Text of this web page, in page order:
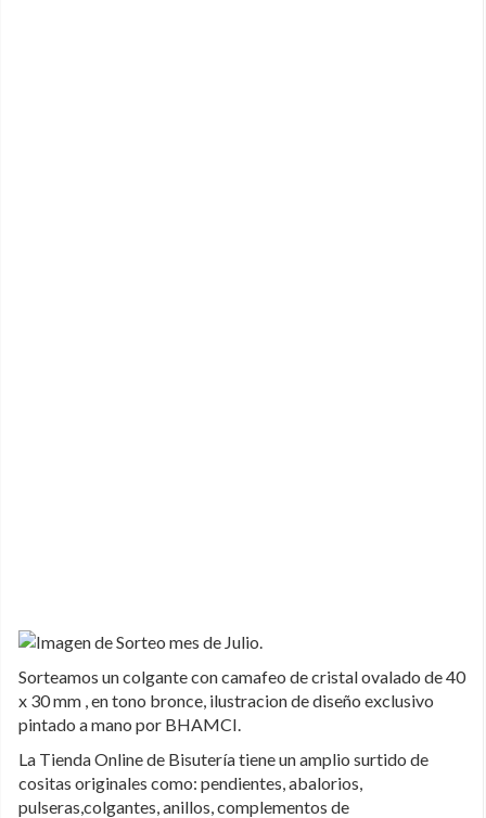
Sorteamos un colgante con camafeo de cristal ovalado de 40
x 30 mm , en tono bronce, ilustracion de diseño exclusivo
pintado a mano por BHAMCI.
La Tienda Online de Bisutería tiene un amplio surtido de
cositas originales como: pendientes, abalorios,
pulseras,colgantes, anillos, complementos de